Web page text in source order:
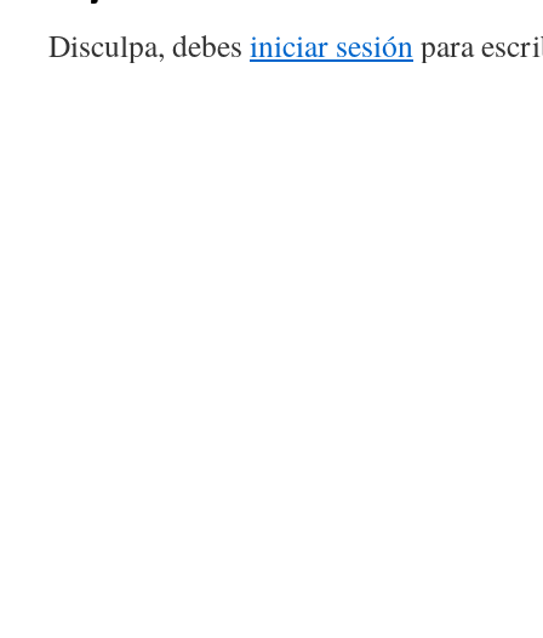
Disculpa, debes iniciar sesiónpara